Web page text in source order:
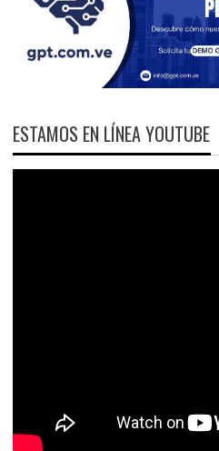
ESTAMOS EN LÍNEA YOUTUBE